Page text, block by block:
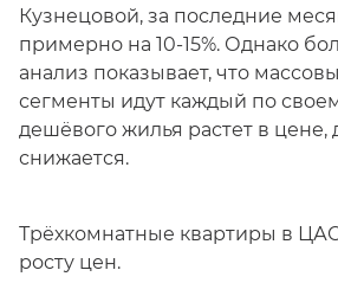
Кузнецовой, за последние
примерно на 10-15%. Однако
анализ показывает, что
сегменты идут каждый по
дешёвого жилья растет в цене,
снижается.
Трёхкомнатные квартиры в
росту цен.